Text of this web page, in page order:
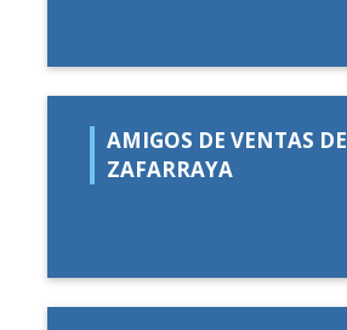
AMIGOS DE VENTAS DE
ZAFARRAYA